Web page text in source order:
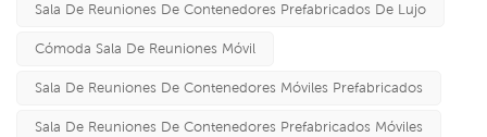
Sala De Reuniones De Contenedores Prefabricados De Lujo
Cómoda Sala De Reuniones Móvil
Sala De Reuniones De Contenedores Móviles Prefabricados
Sala De Reuniones De Contenedores Prefabricados Móviles